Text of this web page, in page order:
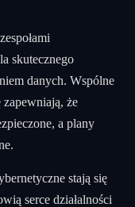
skutecznego
danych. Wspólne
że
a plany
stają się
serce działalności